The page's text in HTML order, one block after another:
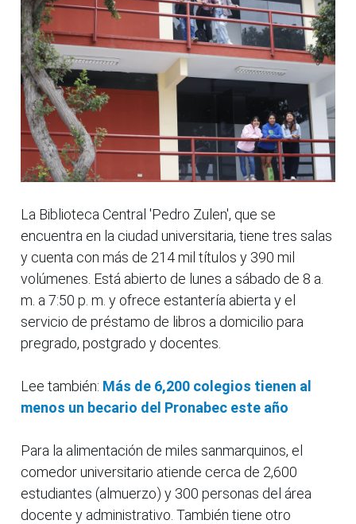
La Biblioteca Central 'Pedro Zulen', que se
encuentra en la ciudad universitaria, tiene tres salas
y cuenta con más de 214 mil títulos y 390 mil
volúmenes. Está abierto de lunes a sábado de 8 a.
m. a 7:50 p. m. y ofrece estantería abierta y el
servicio de préstamo de libros a domicilio para
pregrado, postgrado y docentes.
Lee también: Más de 6,200 colegios tienen al
menos un becario del Pronabec este año
Para la alimentación de miles sanmarquinos, el
comedor universitario atiende cerca de 2,600
estudiantes (almuerzo) y 300 personas del área
docente y administrativo. También tiene otro